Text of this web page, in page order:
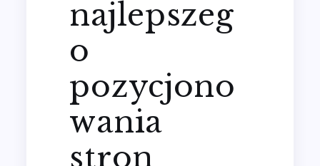
najlepszeg
o
pozycjono
wania
stron